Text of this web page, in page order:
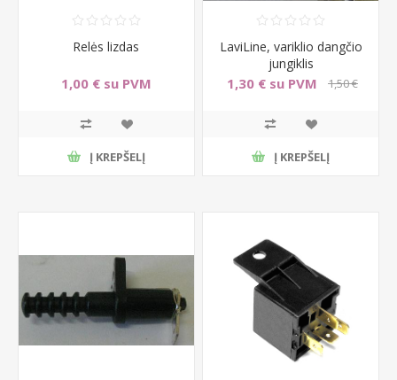
Relės lizdas
1,00 € su PVM
Į KREPŠELĮ
LaviLine, variklio dangčio
jungiklis
1,30 € su PVM
1,50 €
Į KREPŠELĮ